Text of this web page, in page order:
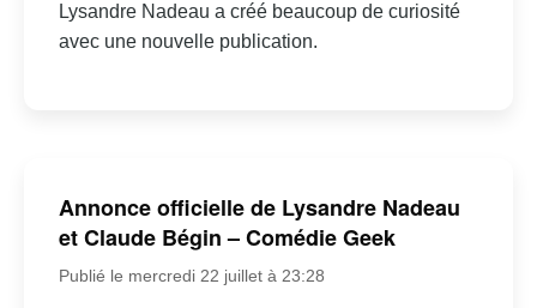
Lysandre Nadeau a créé beaucoup de curiosité
avec une nouvelle publication.
Annonce officielle de Lysandre Nadeau
et Claude Bégin – Comédie Geek
Publié le mercredi 22 juillet à 23:28